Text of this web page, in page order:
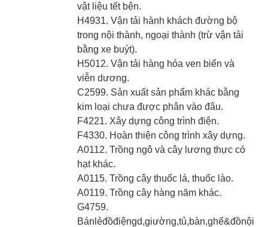
vật liệu tết bện.
H4931. Vận tải hành khách đường bộ
trong nội thành, ngoại thành (trừ vận tải
bằng xe buýt).
H5012. Vận tải hàng hóa ven biển và
viễn dương.
C2599. Sản xuất sản phẩm khác bằng
kim loại chưa được phân vào đâu.
F4221. Xây dựng công trình điện.
F4330. Hoàn thiện công trình xây dựng.
A0112. Trồng ngô và cây lương thực có
hạt khác.
A0115. Trồng cây thuốc lá, thuốc lào.
A0119. Trồng cây hàng năm khác.
G4759.
Bánlẻđồđiệngd,giường,tủ,bàn,ghế&đồnội